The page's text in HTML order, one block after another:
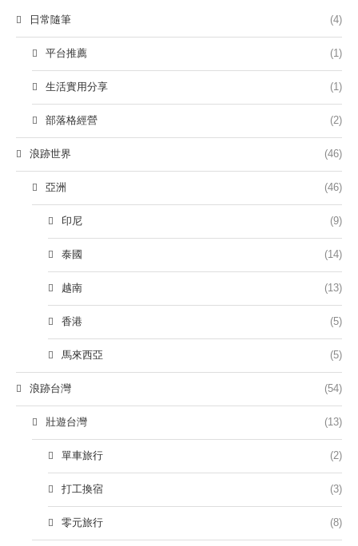
日常隨筆 (4)
平台推薦 (1)
生活實用分享 (1)
部落格經營 (2)
浪跡世界 (46)
亞洲 (46)
印尼 (9)
泰國 (14)
越南 (13)
香港 (5)
馬來西亞 (5)
浪跡台灣 (54)
壯遊台灣 (13)
單車旅行 (2)
打工換宿 (3)
零元旅行 (8)